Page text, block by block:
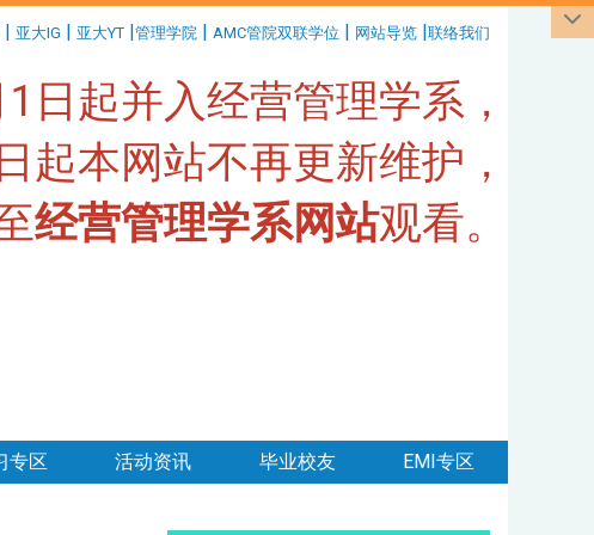
| 亚大IG | 亚大YT |管理学院 | AMC管院双联学位 | 网站导览 |联络我们
日起并入经营管理学系，
起本网站不再更新维护，
经营管理学系网站观看。
专区 活动资讯 毕业校友 EMI专区